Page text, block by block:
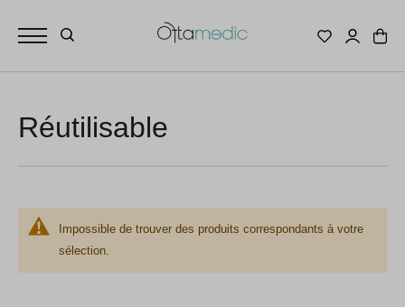
Réutilisable
Impossible de trouver des produits correspondants à votre
sélection.